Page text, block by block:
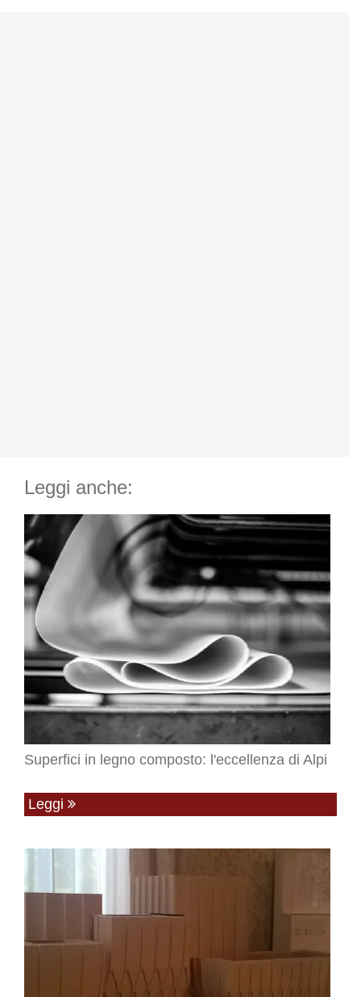
Leggi anche:
Superfici in legno composto: l'eccellenza di Alpi
Leggi